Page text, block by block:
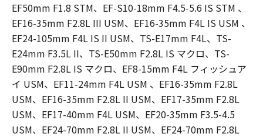
EF50mm F1.8 STM、EF-S10-18mm F4.5-5.6 IS STM 、
EF16-35mm F2.8L III USM、EF16-35mm F4L IS USM 、
EF24-105mm F4L IS II USM、TS-E17mm F4L、TS-
E24mm F3.5L II、TS-E50mm F2.8L IS マクロ、TS-
E90mm F2.8L IS マクロ、EF8-15mm F4L フィッシュア
イ USM、EF11-24mm F4L USM 、EF16-35mm F2.8L
USM、EF16-35mm F2.8L II USM、EF17-35mm F2.8L
USM、EF17-40mm F4L USM、EF20-35mm F3.5-4.5
USM、EF24-70mm F2.8L II USM、EF24-70mm F2.8L